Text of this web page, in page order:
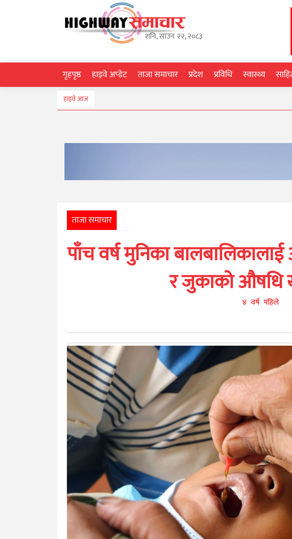
शनि, साउन २२, २०८३
गृहपृष्ठ हाइवे अप्डेट ताजा समाचार प्रदेश प्रविधि स्वास्थ्य
हाइवे आज
ताजा समाचार
पाँच वर्ष मुनिका
र जुकाको औषधि
४ वर्ष पहिले